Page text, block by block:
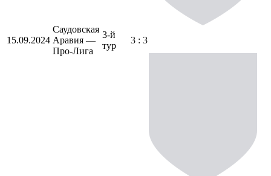
15.09.2024
Саудовская
Аравия —
Про-Лига
3-й
тур
3 : 3